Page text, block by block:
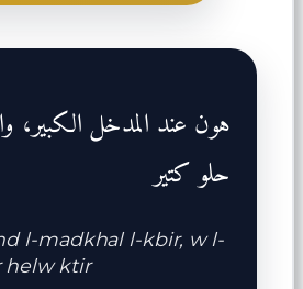
هون عند المدخل الكبير،
حلو كتير
l-madkhal l-kbir, w l-
helw ktir